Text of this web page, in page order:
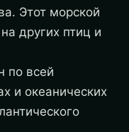
Этот морской
других птиц и
по всей
и океанических